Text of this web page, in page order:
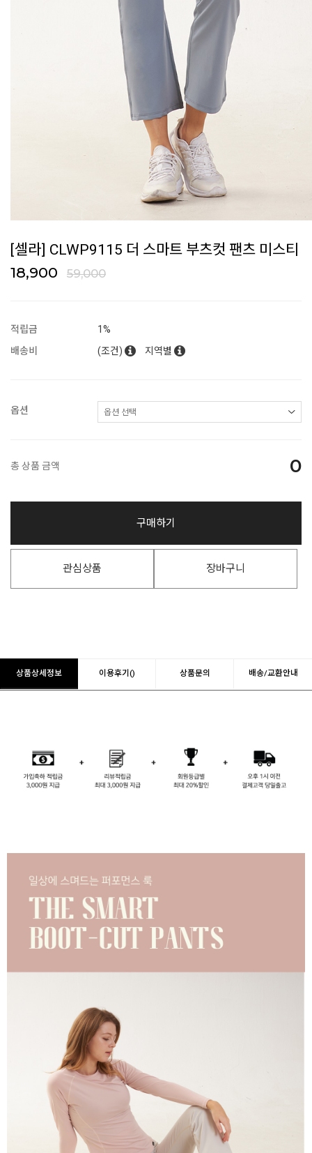
[셀라] CLWP9115 더 스마트 부츠컷 팬츠 미스티
18,900 59,000
적립금
1%
배송비
(조건) 지역별
옵션
총 상품 금액 0
구매하기
관심상품 장바구니
상품상세정보 이용후기() 상품문의 배송/교환안내